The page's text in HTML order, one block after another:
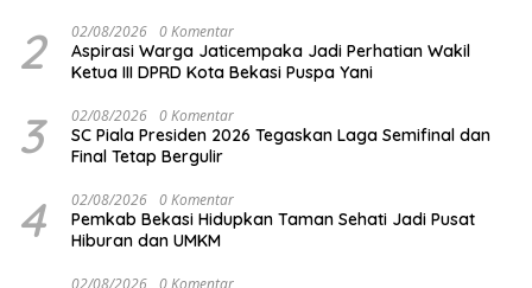
2 02/08/2026 0 Komentar
Aspirasi Warga Jaticempaka Jadi Perhatian Wakil
Ketua III DPRD Kota Bekasi Puspa Yani
3 02/08/2026 0 Komentar
SC Piala Presiden 2026 Tegaskan Laga Semifinal dan
Final Tetap Bergulir
4 02/08/2026 0 Komentar
Pemkab Bekasi Hidupkan Taman Sehati Jadi Pusat
Hiburan dan UMKM
02/08/2026 0 Komentar